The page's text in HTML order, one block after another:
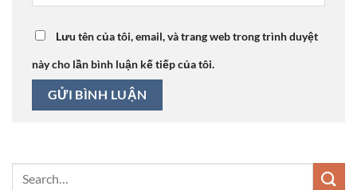
Lưu tên của tôi, email, và trang web trong trình duyệt
này cho lần bình luận kế tiếp của tôi.